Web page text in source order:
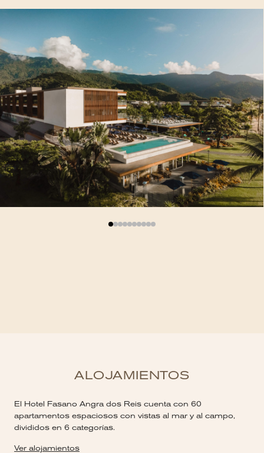
ALOJAMIENTOS
El Hotel Fasano Angra dos Reis cuenta con 60
apartamentos espaciosos con vistas al mar y al campo,
divididos en 6 categorías.
Ver alojamientos